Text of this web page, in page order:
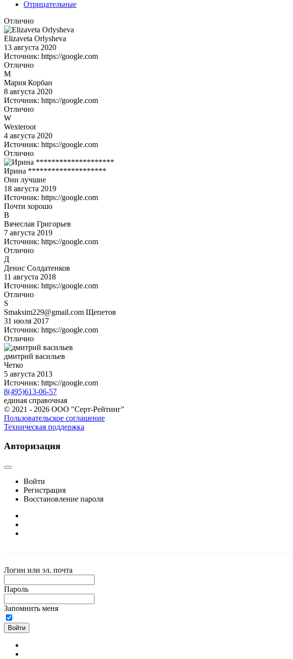
Отрицательные
Отлично
Elizaveta Orlysheva
13 августа 2020
Источник: https://google.com
Отлично
М
Мария Корбан
8 августа 2020
Источник: https://google.com
Отлично
W
Wexteroot
4 августа 2020
Источник: https://google.com
Отлично
Ирина ********************
Они лучшие
18 августа 2019
Источник: https://google.com
Почти хорошо
В
Вячеслав Григорьев
7 августа 2019
Источник: https://google.com
Отлично
Д
Денис Солдатенков
11 августа 2018
Источник: https://google.com
Отлично
S
Smaksim229@gmail.com Щепетов
31 июля 2017
Источник: https://google.com
Отлично
дмитрий васильев
Четко
5 августа 2013
Источник: https://google.com
8(495)613-06-57
единая справочная
© 2021 - 2026 ООО "Серт-Рейтинг"
Пользовательское соглашение
Техническая поддержка
Авторизация
Войти
Регистрация
Восстановление пароля
Логин или эл. почта
Пароль
Запомнить меня
Войти